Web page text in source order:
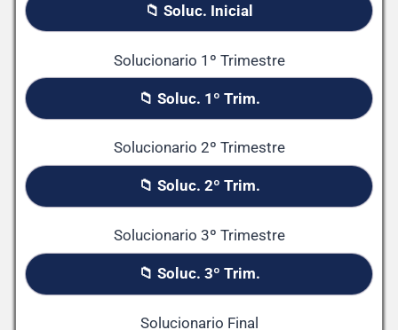
📁 Soluc. Inicial
Solucionario 1º Trimestre
📁 Soluc. 1º Trim.
Solucionario 2º Trimestre
📁 Soluc. 2º Trim.
Solucionario 3º Trimestre
📁 Soluc. 3º Trim.
Solucionario Final